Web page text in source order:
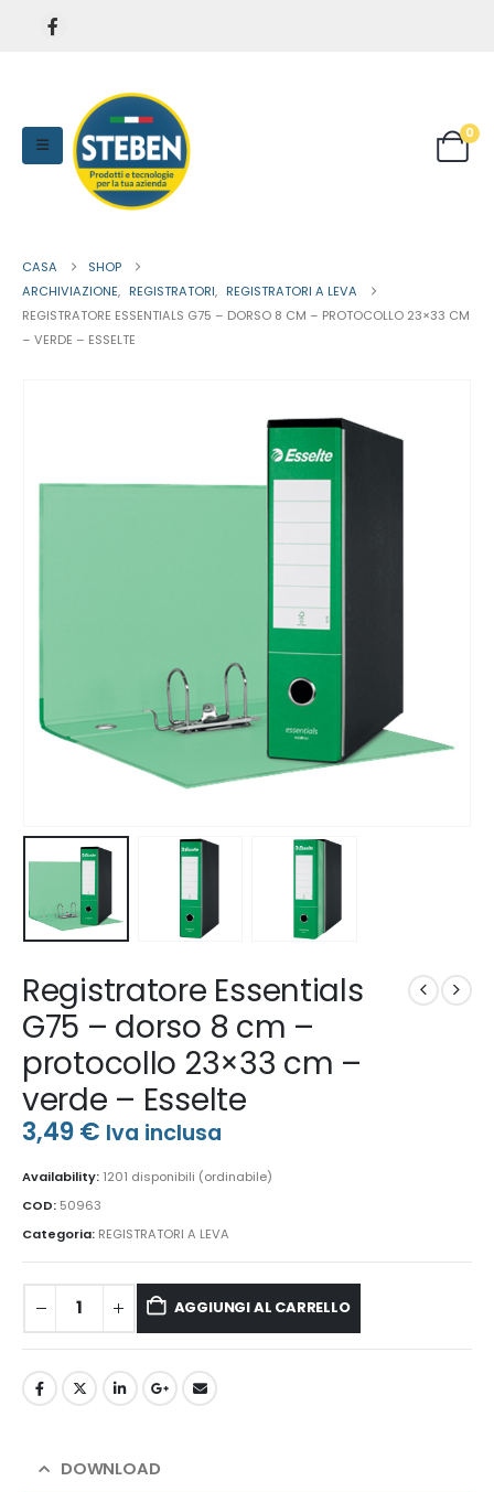
0
CASA
SHOP
ARCHIVIAZIONE, REGISTRATORI, REGISTRATORI A LEVA
REGISTRATORE ESSENTIALS G75 – DORSO 8 CM – PROTOCOLLO 23×33 CM
– VERDE – ESSELTE
Registratore Essentials
G75 – dorso 8 cm –
protocollo 23×33 cm –
verde – Esselte
3,49€ Iva inclusa
Availability: 1201 disponibili (ordinabile)
COD: 50963
Categoria: REGISTRATORI A LEVA
AGGIUNGI AL CARRELLO
DOWNLOAD